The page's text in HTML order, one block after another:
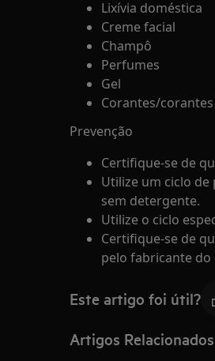
Lixívia doméstica
Creme facial
Champô
Perfumes
Gel
Corantes/
Prevenção
Certifique-se de
Utilize um ciclo de
sem detergente.
Utilize o ciclo
Certifique-se de
pelo fabricante
Este artigo foi útil?
Artigos Relacionados